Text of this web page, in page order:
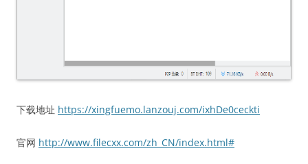
下载地址 https://xingfuemo.lanzouj.com/ixhDe0ceckti
官网 http://www.filecxx.com/zh_CN/index.html#